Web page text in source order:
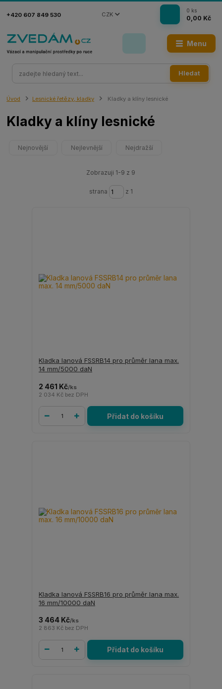
Menu
CZK
Hledat
+420 607 849 530
0 ks
0,00 Kč
Úvod Lesnické řetězy, kladky Kladky a klíny lesnické
Kladky a klíny lesnické
Nejnovější Nejlevnější Nejdražší
Zobrazuji 1-9 z 9
strana z 1
Kladka lanová FSSRB14 pro průměr lana max.
14 mm/5000 daN
2 461 Kč/ks
2 034 Kč bez DPH
Přidat do košíku
Kladka lanová FSSRB16 pro průměr lana max.
16 mm/10000 daN
3 464 Kč/ks
2 863 Kč bez DPH
Přidat do košíku